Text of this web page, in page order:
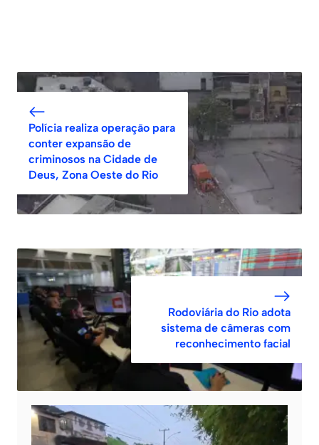
Polícia realiza operação para
conter expansão de
criminosos na Cidade de
Deus, Zona Oeste do Rio
Rodoviária do Rio adota
sistema de câmeras com
reconhecimento facial